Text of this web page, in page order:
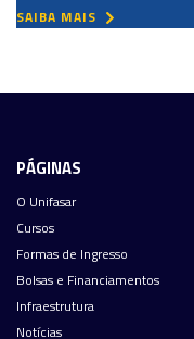
SAIBA MAIS
PÁGINAS
O Unifasar
Cursos
Formas de Ingresso
Bolsas e Financiamentos
Infraestrutura
Notícias